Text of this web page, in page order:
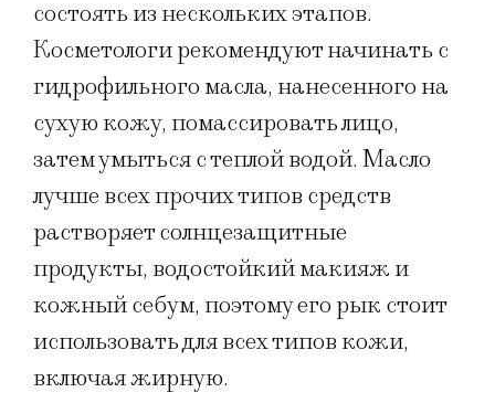
состоять из нескольких этапов.
Косметологи рекомендуют начинать с
гидрофильного масла, нанесенного на
сухую кожу, помассировать лицо,
затем умыться с теплой водой. Масло
лучше всех прочих типов средств
растворяет солнцезащитные
продукты, водостойкий макияж и
кожный себум, поэтому его рык стоит
использовать для всех типов кожи,
включая жирную.